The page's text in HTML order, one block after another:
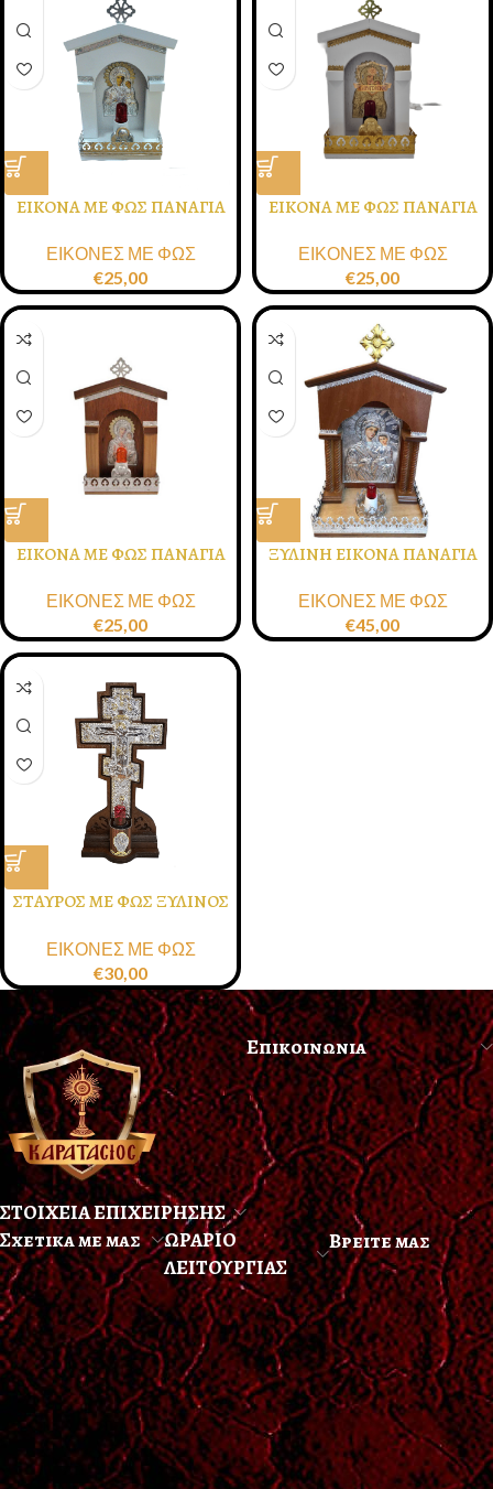
ΕΙΚΟΝΑ ΜΕ ΦΩΣ ΠΑΝΑΓΙΑ
ΕΙΚΟΝΕΣ ΜΕ ΦΩΣ
€25,00
ΕΙΚΟΝΑ ΜΕ ΦΩΣ ΠΑΝΑΓΙΑ
ΕΙΚΟΝΕΣ ΜΕ ΦΩΣ
€25,00
ΕΙΚΟΝΑ ΜΕ ΦΩΣ ΠΑΝΑΓΙΑ
ΕΙΚΟΝΕΣ ΜΕ ΦΩΣ
€25,00
ΞΥΛΙΝΗ ΕΙΚΟΝΑ ΠΑΝΑΓΙΑ
ΕΙΚΟΝΕΣ ΜΕ ΦΩΣ
€45,00
ΣΤΑΥΡΟΣ ΜΕ ΦΩΣ ΞΥΛΙΝΟΣ
ΕΙΚΟΝΕΣ ΜΕ ΦΩΣ
€30,00
ΣΤΟΙΧΕΙΑ ΕΠΙΧΕΙΡΗΣΗΣ
Επικοινωνια
Σχετικα με μας
ΩΡΑΡΙΟ
ΛΕΙΤΟΥΡΓΙΑΣ
Βρειτε μας